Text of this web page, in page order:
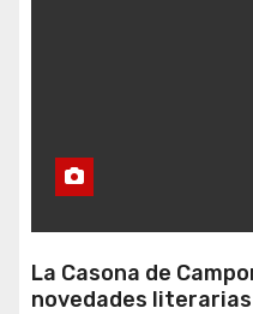
La Casona de
novedades